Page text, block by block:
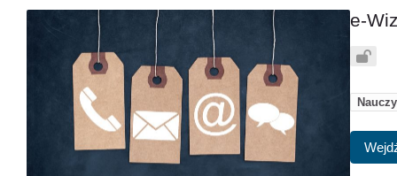
e-